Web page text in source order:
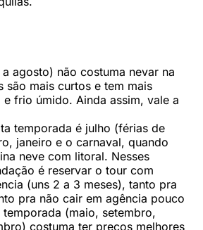
agosto) não costuma nevar na
são mais curtos e tem mais
e frio úmido. Ainda assim, vale a
temporada é julho (férias de
janeiro e o carnaval, quando
neve com litoral. Nesses
é reservar o tour com
(uns 2 a 3 meses), tanto pra
pra não cair em agência pouco
(maio, setembro,
costuma ter preços melhores